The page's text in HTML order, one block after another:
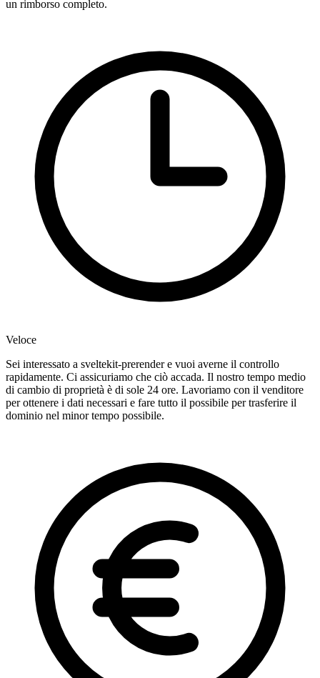
un rimborso completo.
Veloce
Sei interessato a sveltekit-prerender e vuoi averne il controllo
rapidamente. Ci assicuriamo che ciò accada. Il nostro tempo medio
di cambio di proprietà è di sole 24 ore. Lavoriamo con il venditore
per ottenere i dati necessari e fare tutto il possibile per trasferire il
dominio nel minor tempo possibile.